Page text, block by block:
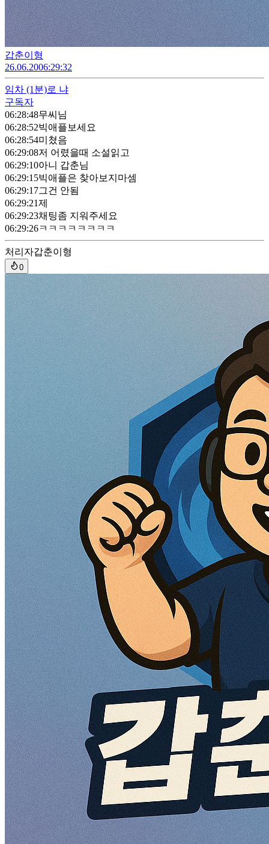
갑춘이형
26.06.2006:29:32
임차 (1분)로 냐
구독자
06:28:48무씨님
06:28:52빅애플보세요
06:28:54미쳤음
06:29:08저 어렸을때 소설읽고
06:29:10아니 갑춘님
06:29:15빅애플은 찾아보지마셈
06:29:17그건 안됨
06:29:21제
06:29:23채팅좀 지워주세요
06:29:26ㅋㅋㅋㅋㅋㅋㅋㅋ
처리자갑춘이형
0